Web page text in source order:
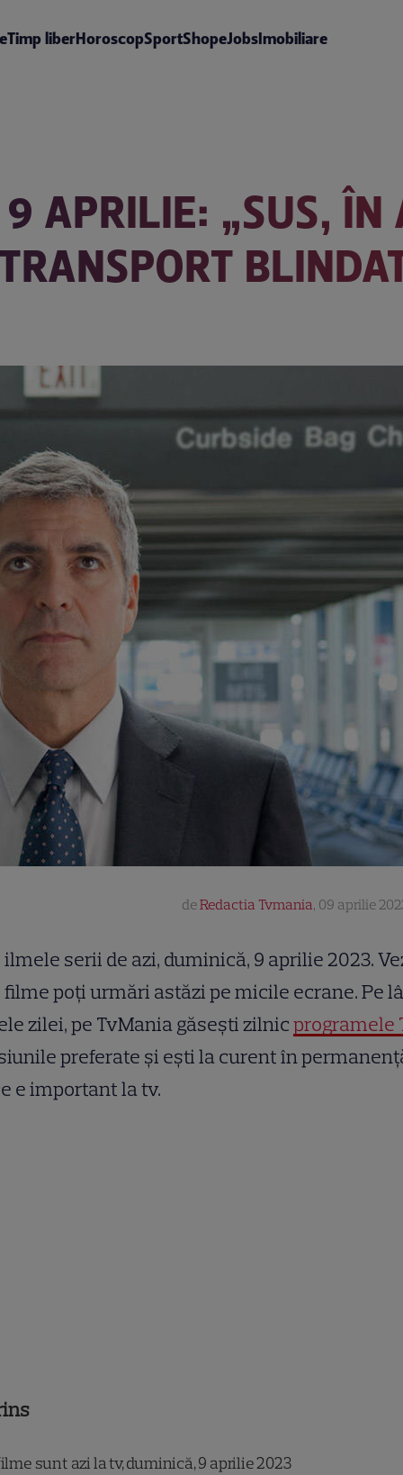
Timp liberHoroscopSportShopeJobsImobiliare
APRILIE: „SUS, ÎN
deRedactia Tvmania, 09 aprilie
ilmele serii de azi, duminică, 9 aprilie 2023.
filme poți urmări astăzi pe micile ecrane. Pe
zilei, pe TvMania găsești zilnicprogramele
preferate și ești la curent în
e important la tv.
sunt azi la tv, duminică, 9 aprilie 2023